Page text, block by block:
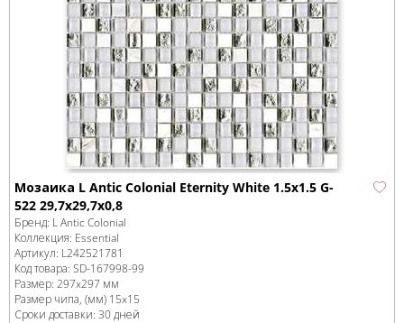
Мозаика L Antic Colonial Eternity White 1.5x1.5 G-
522 29,7x29,7x0,8
Бренд: L Antic Colonial
Коллекция: Essential
Артикул: L242521781
Код товара: SD-167998-99
Размер: 297x297 мм
Размер чипа, (мм) 15x15
Сроки доставки: 30 дней